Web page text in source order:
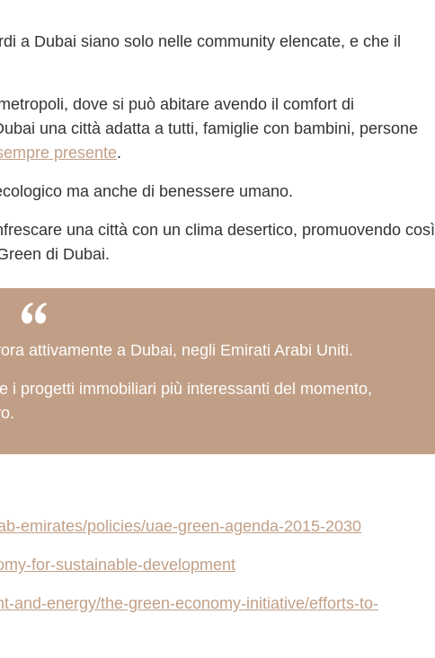
a Dubai siano solo nelle community elencate, e che il
dove si può abitare avendo il comfort di
una città adatta a tutti, famiglie con bambini, persone
presente.
ma anche di benessere umano.
una città con un clima desertico, promuovendo così
di Dubai.
attivamente a Dubai, negli Emirati Arabi Uniti.
i progetti immobiliari più interessanti del momento,
emirates/policies/uae-green-agenda-2015-2030
for-sustainable-development
and-energy/the-green-economy-initiative/efforts-to-